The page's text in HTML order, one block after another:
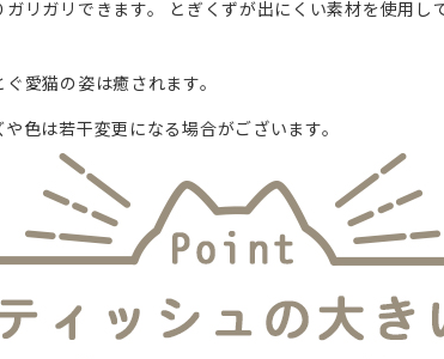
リガリできます。 とぎくずが出にくい素材を使用し
愛猫の姿は癒されます。
色は若干変更になる場合がございます。